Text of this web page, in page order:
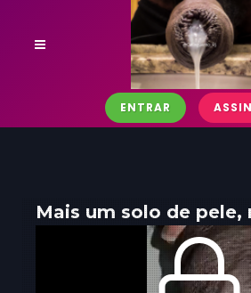
ENTRAR
Mais um solo de